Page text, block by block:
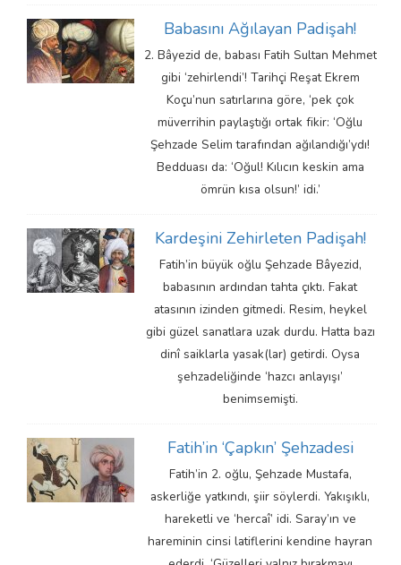
Babasını Ağılayan Padişah!
2. Bâyezid de, babası Fatih Sultan Mehmet
gibi ‘zehirlendi’! Tarihçi Reşat Ekrem
Koçu’nun satırlarına göre, ‘pek çok
müverrihin paylaştığı ortak fikir: ‘Oğlu
Şehzade Selim tarafından ağılandığı’ydı!
Bedduası da: ‘Oğul! Kılıcın keskin ama
ömrün kısa olsun!’ idi.’
Kardeşini Zehirleten Padişah!
Fatih’in büyük oğlu Şehzade Bâyezid,
babasının ardından tahta çıktı. Fakat
atasının izinden gitmedi. Resim, heykel
gibi güzel sanatlara uzak durdu. Hatta bazı
dinî saiklarla yasak(lar) getirdi. Oysa
şehzadeliğinde ‘hazcı anlayışı’
benimsemişti.
Fatih’in ‘Çapkın’ Şehzadesi
Fatih’in 2. oğlu, Şehzade Mustafa,
askerliğe yatkındı, şiir söylerdi. Yakışıklı,
hareketli ve ‘hercaî’ idi. Saray’ın ve
hareminin cinsi latiflerini kendine hayran